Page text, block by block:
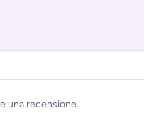
una recensione.